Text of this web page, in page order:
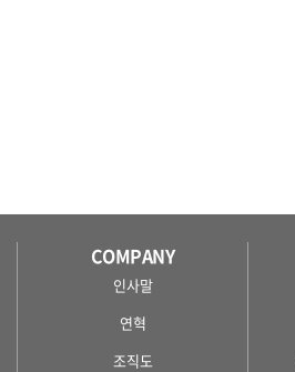
COMPANY
인사말
연혁
조직도